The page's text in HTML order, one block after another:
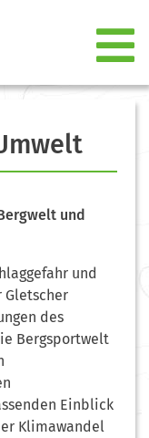
und
und
Gletscher
des
Bergsportwelt
Einblick
Klimawandel